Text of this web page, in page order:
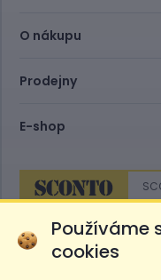
O nákupu
Prodejny
E-shop
Používáme
cookies